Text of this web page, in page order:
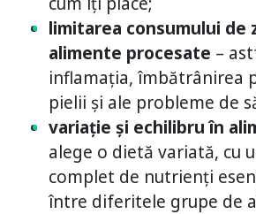
limitarea consumului de
alimente procesate –
inflamația, îmbătrânirea
pielii și ale probleme de
variație și echilibru în
alege o dietă variată, cu
complet de nutrienți
între diferitele grupe de